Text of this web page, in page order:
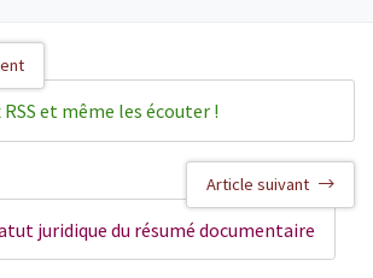
et même les écouter !
Article suivant
juridique du résumé documentaire